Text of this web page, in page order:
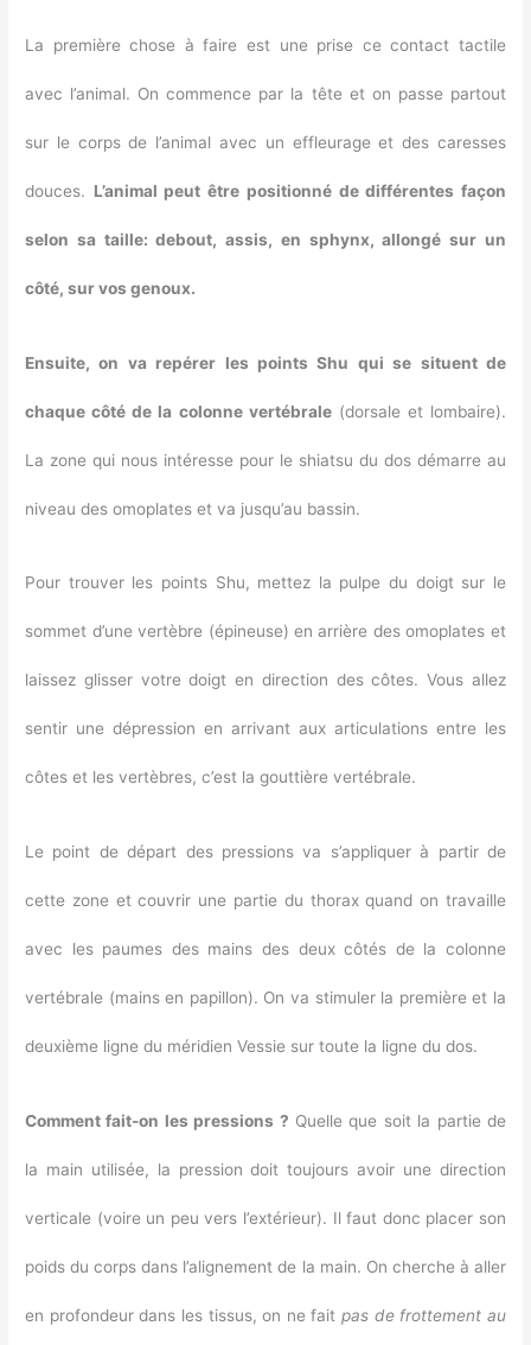
La première chose à faire est une prise ce contact tactile
avec l’animal. On commence par la tête et on passe partout
sur le corps de l’animal avec un effleurage et des caresses
douces. L’animal peut être positionné de différentes façon
selon sa taille: debout, assis, en sphynx, allongé sur un
côté, sur vos genoux.
Ensuite, on va repérer les points Shu qui se situent de
chaque côté de la colonne vertébrale(dorsale et lombaire).
La zone qui nous intéresse pour le shiatsu du dos démarre au
niveau des omoplates et va jusqu’au bassin.
Pour trouver les points Shu, mettez la pulpe du doigt sur le
sommet d’une vertèbre (épineuse) en arrière des omoplates et
laissez glisser votre doigt en direction des côtes. Vous allez
sentir une dépression en arrivant aux articulations entre les
côtes et les vertèbres, c’est la gouttière vertébrale.
Le point de départ des pressions va s’appliquer à partir de
cette zone et couvrir une partie du thorax quand on travaille
avec les paumes des mains des deux côtés de la colonne
vertébrale (mains en papillon). On va stimuler la première et la
deuxième ligne du méridien Vessie sur toute la ligne du dos.
Comment fait-on les pressions ? Quelle que soit la partie de
la main utilisée, la pression doit toujours avoir une direction
verticale (voire un peu vers l’extérieur). Il faut donc placer son
poids du corps dans l’alignement de la main. On cherche à aller
en profondeur dans les tissus, on ne fait pas de frottement au